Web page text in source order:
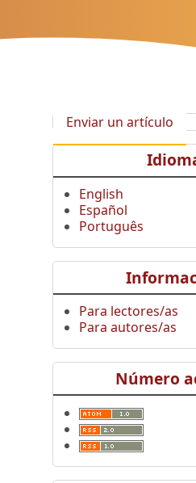
Enviar un artículo
English
Español
Português
Para lectores/as
Para autores/as
Número